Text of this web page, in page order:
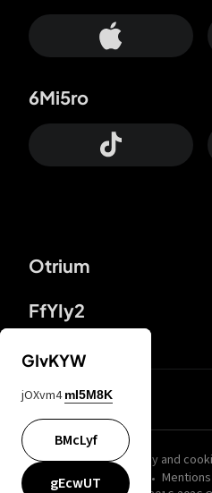
Otrium
FfYIy2
6Mi5ro
wZQPfd Privacy and
nLC6tu
GIvKYW
jOXvm4 mI5M8K
BMcLyf
gEcwUT